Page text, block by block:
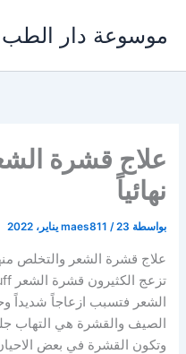
المحتوى
موسوعة دار الطب
علاج قشرة
نهائياً
بواسطة maes811 /23 يناير، 2022
علاج قشرة الشعر والتخلص
الشعر فتسبب ازعاجاً شديداً
الصيف والقشرة هي التهاب
وتكون القشرة في بعض